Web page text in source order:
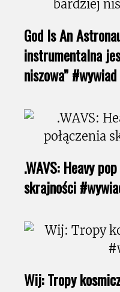
God Is An
instrumentalna
niszowa” #wywiad
.WAVS: Heavy
skrajności
Wij: Tropy